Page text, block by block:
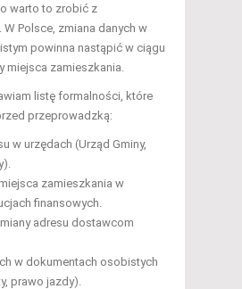
warto to zrobić z
Polsce, zmiana danych w
powinna nastąpić w ciągu
miejsca zamieszkania.
listę formalności, które
przeprowadzką:
w urzędach (Urząd Gminy,
zamieszkania w
finansowych.
adresu dostawcom
w dokumentach osobistych
prawo jazdy).